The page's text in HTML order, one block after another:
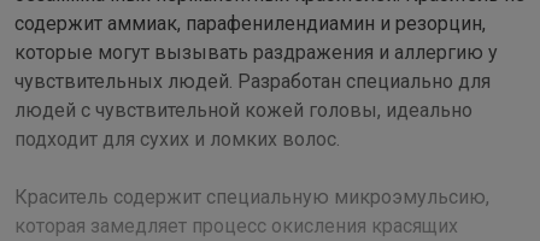
содержит аммиак, парафенилендиамин и резорцин,
которые могут вызывать раздражения и аллергию у
чувствительных людей. Разработан специально для
людей с чувствительной кожей головы, идеально
подходит для сухих и ломких волос.
Краситель содержит специальную микроэмульсию,
которая замедляет процесс окисления красящих